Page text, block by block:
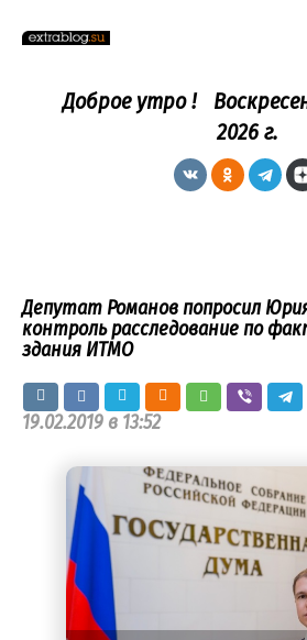
Доброе утро !
2026 г.
Депутат Романов попросил
контроль расследование по
здания ИТМО
19.02.2019 в 13:52